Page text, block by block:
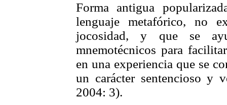
Forma antigua
lenguaje metafórico, no
jocosidad, y que se
mnemotécnicos para
en una experiencia que se
un carácter sentencioso y
2004: 3).